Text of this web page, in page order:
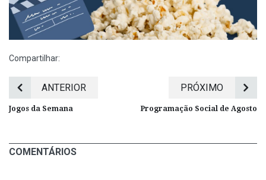
Compartilhar:
ANTERIOR
Jogos da Semana
PRÓXIMO
Programação Social de Agosto
COMENTÁRIOS